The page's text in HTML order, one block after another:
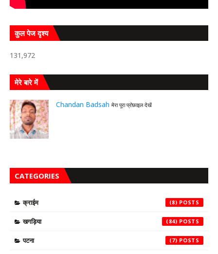
कुल पेज दृश्य
131,972
मेरे बारे में
Chandan Badsah मेरा पूरा प्रोफ़ाइल देखें
CATEGORIES
क्राईम (8)
खगड़िया (84)
पटना (7)